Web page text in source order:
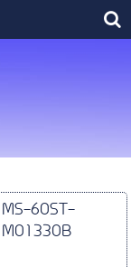
MS-60ST-
M01330B